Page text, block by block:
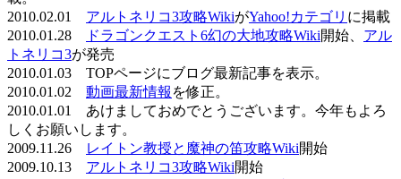
2010.02.01 アルトネリコ3攻略WikiがYahoo!カテゴリ に掲載
2010.01.28
ドラゴンクエスト6幻の大地攻略Wiki開始、 アル
トネリコ3が発売
2010.01.03 TOPページにブログ最新記事を表示。
2010.01.02 動画最新情報 を修正。
2010.01.01 あけましておめでとうございます。今年もよろ
しくお願いします。
2009.11.26
レイトン教授と魔神の笛攻略Wiki開始
2009.10.13 アルトネリコ3攻略Wiki開始